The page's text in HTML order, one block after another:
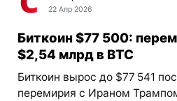
22 Апр 2026
Биткоин $77 500:
$2,54 млрд в BTC
Биткоин вырос до $77 541
перемирия с Ираном